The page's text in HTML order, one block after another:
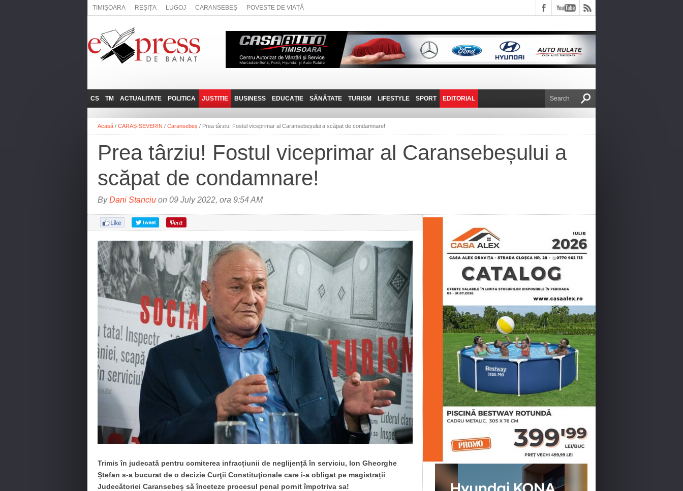
TIMIȘOARA REȘIȚA LUGOJ CARANSEBEȘ POVESTE DE VIAȚĂ
CS
REȘIȚA
CARANSEBEȘ
ANINA
BOCŞA
MOLDOVA NOUĂ
ORAVIȚA
OȚELU ROŞU
TM
LUGOJ
TIMIȘOARA
ACTUALITATE
ADMINISTRATIE
NAȚIONAL
SOCIAL
POLITICA
EXPRESSLIVE
INTERVIURILE
JUSTITIE BUSINESS
JOB-URI
TEHNIT
EDUCAȚIE SĂNĂTATE TURISM
PRIN MUNȚII
BANATULUI
FANTASTICUL BANAT
LIFESTYLE
POVESTE DE VIAȚĂ
SPORT EDITORIAL
DE VICTOR NAFIRU
Acasă / CARAȘ-SEVERIN / Caransebeș / Prea târziu! Fostul viceprimar al Caransebeșului a scăpat de condamnare!
Prea târziu! Fostul viceprimar al Caransebeșului a
scăpat de condamnare!
ByDani Stanciu on 09 July 2022, ora 9:54 AM
Trimis în judecată pentru comiterea infracțiunii de neglijență în serviciu, Ion Gheorghe
Ștefan s-a bucurat de o decizie Curţii Constituţionale care i-a obligat pe magistrații
Judecătoriei Caransebeș să înceteze procesul penal pornit împotriva sa!